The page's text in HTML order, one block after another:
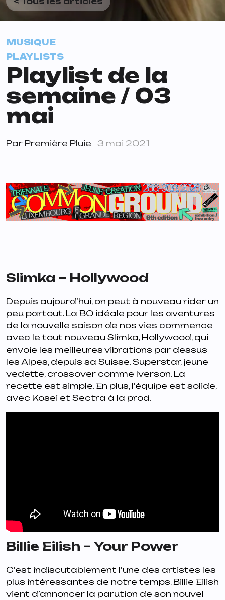
MUSIQUE
PLAYLISTS
Playlist de la
semaine / 03
mai
Par Première Pluie 3 mai 2021
Slimka – Hollywood
Depuis aujourd’hui, on peut à nouveau rider un
peu partout. La BO idéale pour les aventures
de la nouvelle saison de nos vies commence
avec le tout nouveau Slimka, Hollywood, qui
envoie les meilleures vibrations par dessus
les Alpes, depuis sa Suisse. Superstar, jeune
vedette, crossover comme Iverson. La
recette est simple. En plus, l’équipe est solide,
avec Kosei et Sectra à la prod.
Billie Eilish – Your Power
C’est indiscutablement l’une des artistes les
plus intéressantes de notre temps. Billie Eilish
vient d’annoncer la parution de son nouvel